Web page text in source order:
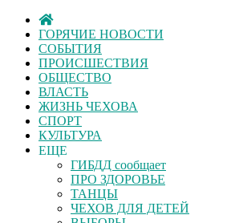
ГОРЯЧИЕ НОВОСТИ
СОБЫТИЯ
ПРОИСШЕСТВИЯ
ОБЩЕСТВО
ВЛАСТЬ
ЖИЗНЬ ЧЕХОВА
СПОРТ
КУЛЬТУРА
ЕЩЕ
ГИБДД сообщает
ПРО ЗДОРОВЬЕ
ТАНЦЫ
ЧЕХОВ ДЛЯ ДЕТЕЙ